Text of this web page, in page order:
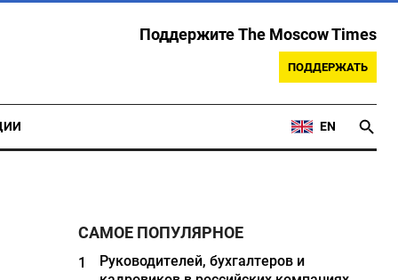
Поддержите The Moscow Times
ПОДДЕРЖАТЬ
EN
САМОЕ ПОПУЛЯРНОЕ
1
Руководителей, бухгалтеров и